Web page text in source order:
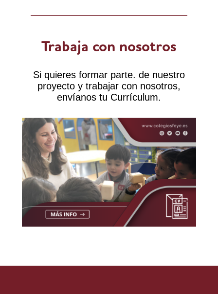
Trabaja con nosotros
Si quieres formar parte. de nuestro
proyecto y trabajar con nosotros,
envíanos tu Currículum.